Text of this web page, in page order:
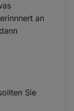
an
Sie